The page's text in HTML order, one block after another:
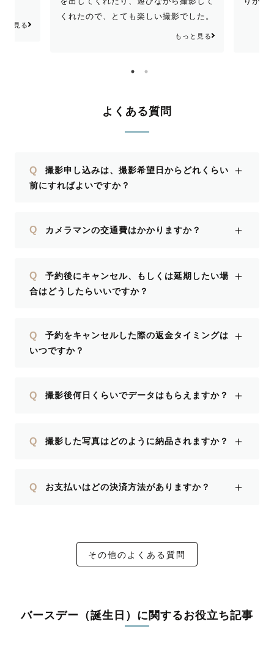
と見る
くれたので、とても楽しい撮影でした。
いただいたお写真も自然で可愛い笑顔の
もっと見る
よくある質問
Q
撮影申し込みは、撮影希望日からどれくらい
前にすればよいですか？
＋
Q カメラマンの交通費はかかりますか？ ＋
Q
予約後にキャンセル、もしくは延期したい場
合はどうしたらいいですか？
＋
Q
予約をキャンセルした際の返金タイミングは
いつですか？
＋
Q 撮影後何日くらいでデータはもらえますか？ ＋
Q 撮影した写真はどのように納品されますか？ ＋
Q お支払いはどの決済方法がありますか？ ＋
その他のよくある質問
バースデー（誕生日）に関するお役立ち記事